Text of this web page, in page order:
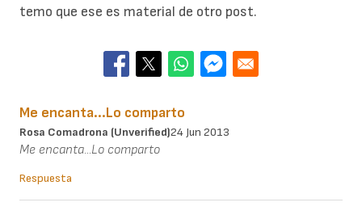
temo que ese es material de otro post.
Me encanta...Lo comparto
Rosa Comadrona (unverified)24 Jun 2013
Me encanta...Lo comparto
Respuesta